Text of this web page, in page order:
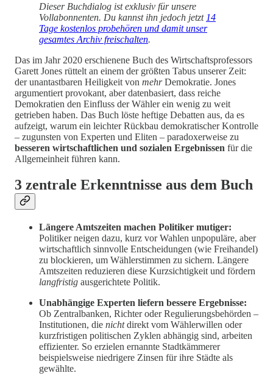
Dieser Buchdialog ist exklusiv für unsere
Vollabonnenten. Du kannst ihn jedoch jetzt 14
Tage kostenlos probehören und damit unser
gesamtes Archiv freischalten.
Das im Jahr 2020 erschienene Buch des Wirtschaftsprofessors
Garett Jones rüttelt an einem der größten Tabus unserer Zeit:
der unantastbaren Heiligkeit von mehrDemokratie. Jones
argumentiert provokant, aber datenbasiert, dass reiche
Demokratien den Einfluss der Wähler ein wenig zu weit
getrieben haben. Das Buch löste heftige Debatten aus, da es
aufzeigt, warum ein leichter Rückbau demokratischer Kontrolle
– zugunsten von Experten und Eliten – paradoxerweise zu
besseren wirtschaftlichen und sozialen Ergebnissen für die
Allgemeinheit führen kann.
3 zentrale Erkenntnisse aus dem Buch
Längere Amtszeiten machen Politiker mutiger:
Politiker neigen dazu, kurz vor Wahlen unpopuläre, aber
wirtschaftlich sinnvolle Entscheidungen (wie Freihandel)
zu blockieren, um Wählerstimmen zu sichern. Längere
Amtszeiten reduzieren diese Kurzsichtigkeit und fördern
langfristig ausgerichtete Politik.
Unabhängige Experten liefern bessere Ergebnisse:
Ob Zentralbanken, Richter oder Regulierungsbehörden –
Institutionen, die nichtdirekt vom Wählerwillen oder
kurzfristigen politischen Zyklen abhängig sind, arbeiten
effizienter. So erzielen ernannte Stadtkämmerer
beispielsweise niedrigere Zinsen für ihre Städte als
gewählte.